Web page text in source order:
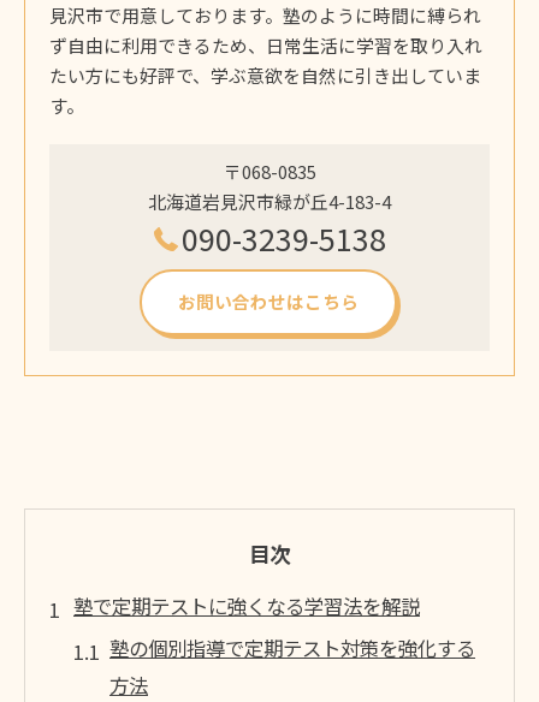
見沢市で用意しております。塾のように時間に縛られ
ず自由に利用できるため、日常生活に学習を取り入れ
たい方にも好評で、学ぶ意欲を自然に引き出していま
す。
〒068-0835
北海道岩見沢市緑が丘4-183-4
090-3239-5138
お問い合わせはこちら
目次
塾で定期テストに強くなる学習法を解説
塾の個別指導で定期テスト対策を強化する
方法